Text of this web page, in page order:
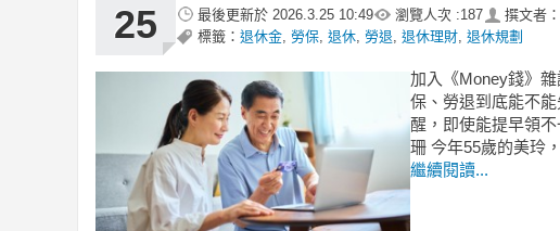
25 最後更新於 2026.3.25 10:49 瀏覽人次 :187 撰文者：
標籤： 退休金 勞保 退休 勞退 退休理財 退休規劃
加入《Money錢》
保、勞退到底能不
醒，即使能提早領
珊 今年55歲的美玲
繼續閱讀...